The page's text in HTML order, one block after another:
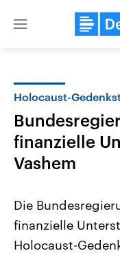
Close
Landtagswahl
2026
Holocaust-
finanzielle
Vashem
Die
finanzielle
Holocaust-